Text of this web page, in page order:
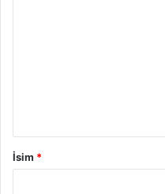
İsim *